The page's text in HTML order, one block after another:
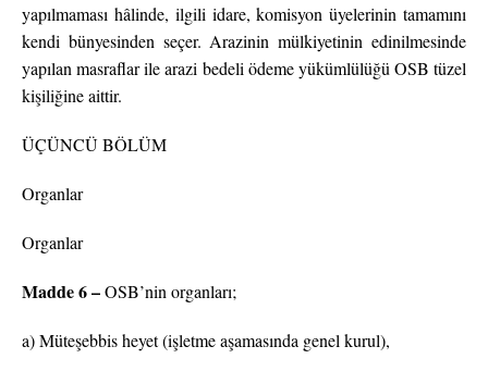
yapılmaması hâlinde, ilgili idare, komisyon üyelerinin tamamını
kendi bünyesinden seçer. Arazinin mülkiyetinin edinilmesinde
yapılan masraflar ile arazi bedeli ödeme yükümlülüğü OSB tüzel
kişiliğine aittir.
ÜÇÜNCÜ BÖLÜM
Organlar
Organlar
Madde 6 –OSB’nin organları;
a) Müteşebbis heyet (işletme aşamasında genel kurul),